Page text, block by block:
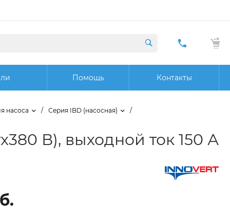
+7 (423)
20 32
Помощь Контакты
насоса / Серия IBD (насосная)
/
В), выходной ток 150 А